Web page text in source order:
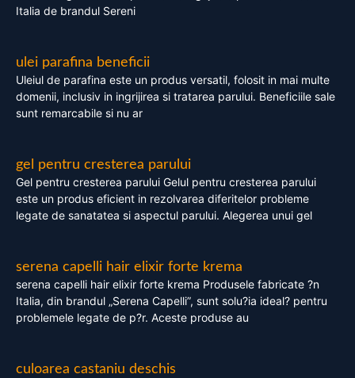
Italia de brandul Sereni
ulei parafina beneficii
Uleiul de parafina este un produs versatil, folosit in mai multe
domenii, inclusiv in ingrijirea si tratarea parului. Beneficiile sale
sunt remarcabile si nu ar
gel pentru cresterea parului
Gel pentru cresterea parului Gelul pentru cresterea parului
este un produs eficient in rezolvarea diferitelor probleme
legate de sanatatea si aspectul parului. Alegerea unui gel
serena capelli hair elixir forte krema
serena capelli hair elixir forte krema Produsele fabricate ?n
Italia, din brandul „Serena Capelli”, sunt solu?ia ideal? pentru
problemele legate de p?r. Aceste produse au
culoarea castaniu deschis